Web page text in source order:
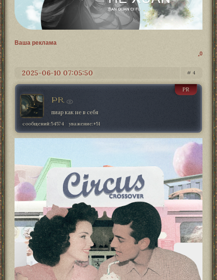
Ваша реклама
0
4
2025-06-10 07:05:50
PR
PR
пиар как не в себя
сообщений:54574 уважение:+51